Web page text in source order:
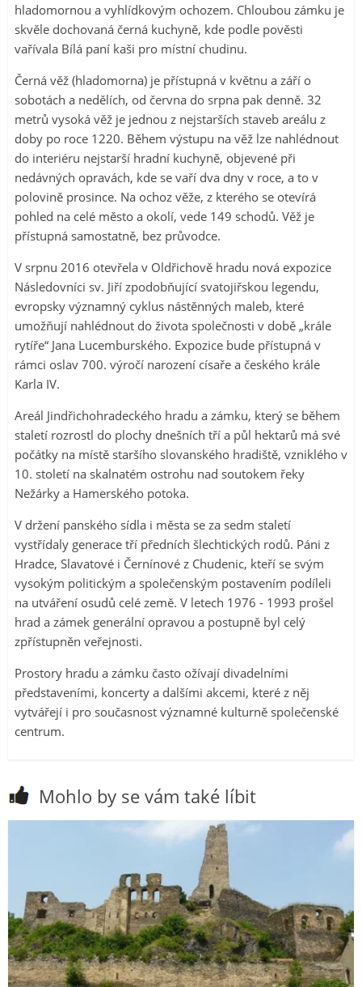
hladomornou a vyhlídkovým ochozem. Chloubou zámku je
skvěle dochovaná černá kuchyně, kde podle pověsti
vařívala Bílá paní kaši pro místní chudinu.
Černá věž (hladomorna) je přístupná v květnu a září o
sobotách a nedělích, od června do srpna pak denně. 32
metrů vysoká věž je jednou z nejstarších staveb areálu z
doby po roce 1220. Během výstupu na věž lze nahlédnout
do interiéru nejstarší hradní kuchyně, objevené při
nedávných opravách, kde se vaří dva dny v roce, a to v
polovině prosince. Na ochoz věže, z kterého se otevírá
pohled na celé město a okolí, vede 149 schodů. Věž je
přístupná samostatně, bez průvodce.
V srpnu 2016 otevřela v Oldřichově hradu nová expozice
Následovníci sv. Jiří zpodobňující svatojiřskou legendu,
evropsky významný cyklus nástěnných maleb, které
umožňují nahlédnout do života společnosti v době „krále
rytíře“ Jana Lucemburského. Expozice bude přístupná v
rámci oslav 700. výročí narození císaře a českého krále
Karla IV.
Areál Jindřichohradeckého hradu a zámku, který se během
staletí rozrostl do plochy dnešních tří a půl hektarů má své
počátky na místě staršího slovanského hradiště, vzniklého v
10. století na skalnatém ostrohu nad soutokem řeky
Nežárky a Hamerského potoka.
V držení panského sídla i města se za sedm staletí
vystřídaly generace tří předních šlechtických rodů. Páni z
Hradce, Slavatové i Černínové z Chudenic, kteří se svým
vysokým politickým a společenským postavením podíleli
na utváření osudů celé země. V letech 1976 - 1993 prošel
hrad a zámek generální opravou a postupně byl celý
zpřístupněn veřejnosti.
Prostory hradu a zámku často ožívají divadelními
představeními, koncerty a dalšími akcemi, které z něj
vytvářejí i pro současnost významné kulturně společenské
centrum.
Mohlo by se vám také líbit